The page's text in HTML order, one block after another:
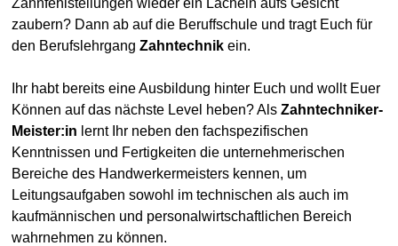
zaubern? Dann ab auf die Beruffschule und tragt Euch für
den BerufslehrgangZahntechnik ein.
Ihr habt bereits eine Ausbildung hinter Euch und wollt Euer
Können auf das nächste Level heben? AlsZahntechniker-
Meister:in lernt Ihr neben den fachspezifischen
Kenntnissen und Fertigkeiten die unternehmerischen
Bereiche des Handwerkermeisters kennen, um
Leitungsaufgaben sowohl im technischen als auch im
kaufmännischen und personalwirtschaftlichen Bereich
wahrnehmen zu können.